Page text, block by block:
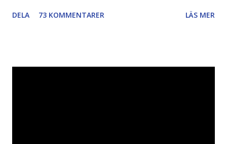
Piratpartiet FRA-lagen Kultur Upphovsrätten //Zac,
DELA 73 KOMMENTARER LÄS MER